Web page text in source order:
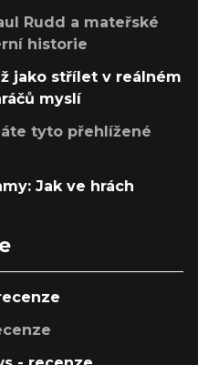
Rudd a mateřské
historie
jako střílet v reálném
myslí
tyto přehlížené
Jak ve hrách